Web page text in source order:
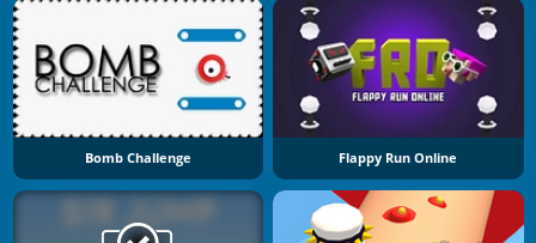
Bomb Challenge Flappy Run Online